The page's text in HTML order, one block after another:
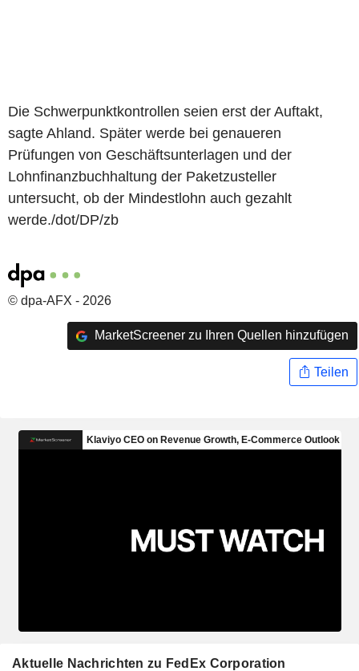
Die Schwerpunktkontrollen seien erst der Auftakt,
sagte Ahland. Später werde bei genaueren
Prüfungen von Geschäftsunterlagen und der
Lohnfinanzbuchhaltung der Paketzusteller
untersucht, ob der Mindestlohn auch gezahlt
werde./dot/DP/zb
© dpa-AFX - 2026
MarketScreener zu Ihren Quellen hinzufügen
Teilen
Aktuelle Nachrichten zu FedEx Corporation